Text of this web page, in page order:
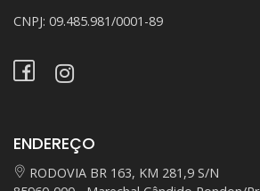
CNPJ: 09.485.981/0001-89
ENDEREÇO
RODOVIA BR 163, KM 281,9 S/N